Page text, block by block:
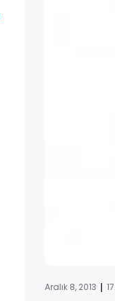
Aralık 8, 2013 |